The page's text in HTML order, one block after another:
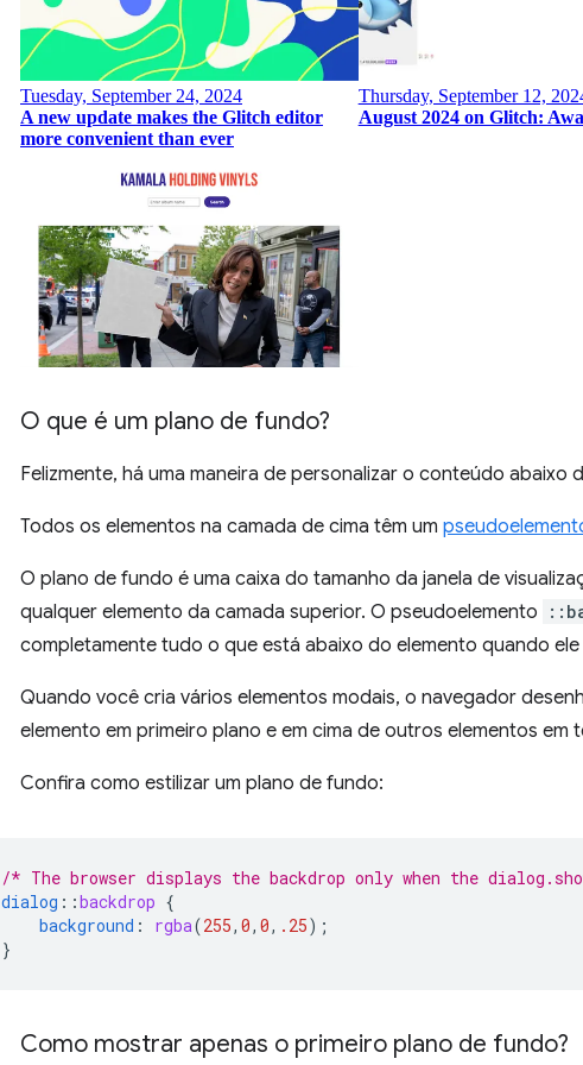
O que é um plano de fundo?
Felizmente, há uma maneira de personalizar o conteúdo abaixo
Todos os elementos na camada de cima têm um
O plano de fundo é uma caixa do tamanho da janela de
qualquer elemento da camada superior. O pseudoelemento
completamente tudo o que está abaixo do elemento quando
Quando você cria vários elementos modais, o navegador
elemento em primeiro plano e em cima de outros elementos em
Confira como estilizar um plano de fundo:
/* The browser displays the backdrop only when the
dialog ::backdrop {
background : rgba(255, 0, 0, .25);
}
Como mostrar apenas o primeiro plano de fundo?